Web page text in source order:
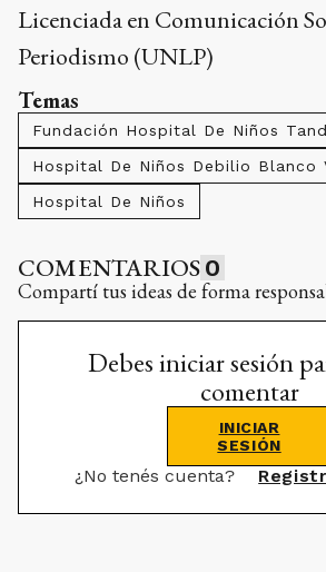
Licenciada en Comunicación
Periodismo (UNLP)
Temas
Fundación Hospital De Niños
Hospital De Niños Debilio Blanco
Hospital De Niños
COMENTARIOS 0
Compartí tus ideas de forma
Debes iniciar sesión
comentar
INICIAR
SESIÓN
¿No tenés cuenta?